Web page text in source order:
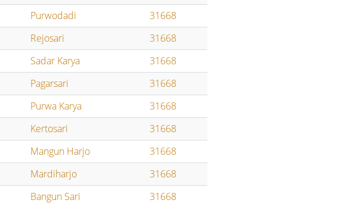
Purwodadi
31668
Rejosari
31668
Sadar Karya
31668
Pagarsari
31668
Purwa Karya
31668
Kertosari
31668
Mangun Harjo
31668
Mardiharjo
31668
Bangun Sari 31668